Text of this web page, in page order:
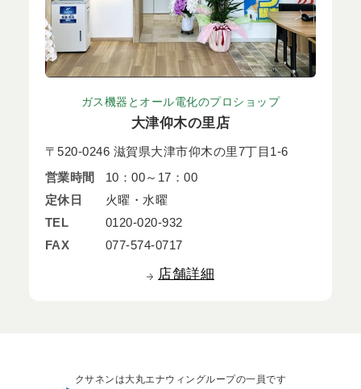
ガス機器とオール電化のプロショップ
大津仰木の里店
〒520-0246 滋賀県大津市仰木の里7丁目1-6
営業時間
10：00～17：00
定休日
火曜・水曜
TEL
0120-020-932
FAX
077-574-0717
店舗詳細
クサネンは大丸エナウィングループの一員です